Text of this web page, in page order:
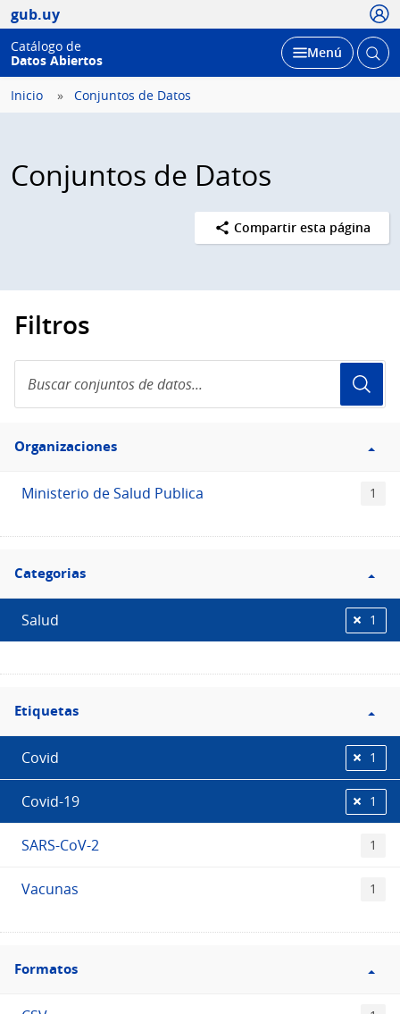
gub.uy
Catálogo de
Datos Abiertos
Desplegar
Menú Abrir
Inicio Conjuntos de Datos
Conjuntos de Datos
Compartir esta página
Filtros
conjuntos
de
Filtro
Organizaciones
Organizaciones
Ministerio de Salud Publica 1
Filtro
Categorias
Categorias
Salud 1
Filtro
Etiquetas
Etiquetas
Covid 1
Covid-19 1
SARS-CoV-2 1
Vacunas 1
Filtro
Formatos
Formatos